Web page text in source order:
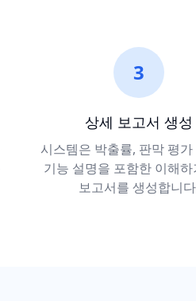
3
상세 보고서 생성
시스템은 박출률, 판막 평
기능 설명을 포함한 이해
보고서를 생성합니